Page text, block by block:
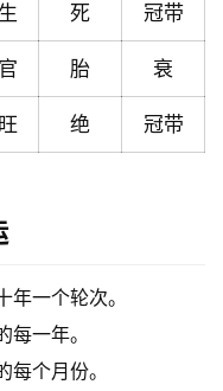
死 冠带
胎 衰
绝 冠带
年一个轮次。
每一年。
每个月份。